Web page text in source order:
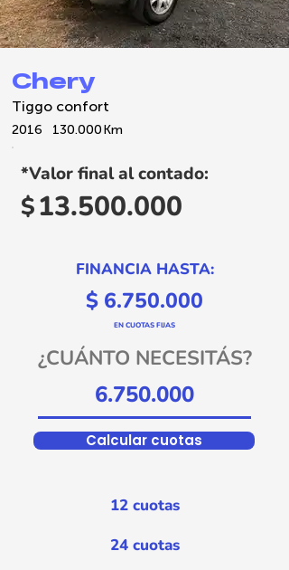
Chery
Tiggo confort
2016 130.000Km
*Valor final al contado:
13.500.000
$
FINANCIA HASTA:
$ 6.750.000
EN CUOTAS FIJAS
¿CUÁNTO NECESITÁS?
Calcular cuotas
12 cuotas
24 cuotas